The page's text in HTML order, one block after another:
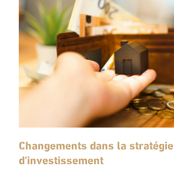
Changements dans la stratégie
d'investissement